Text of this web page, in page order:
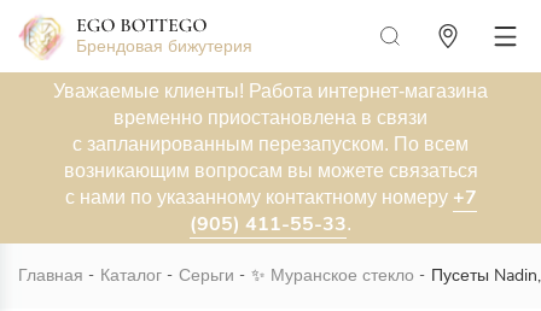
Брендовая бижутерия
Уважаемые клиенты! Работа интернет-магазина
временно приостановлена в связи
с запланированным перезапуском. По всем
возникающим вопросам вы можете связаться
с нами по указанному контактному номеру +7
(905) 411-55-33.
Главная Каталог Серьги ✨ Муранское стекло Пусеты